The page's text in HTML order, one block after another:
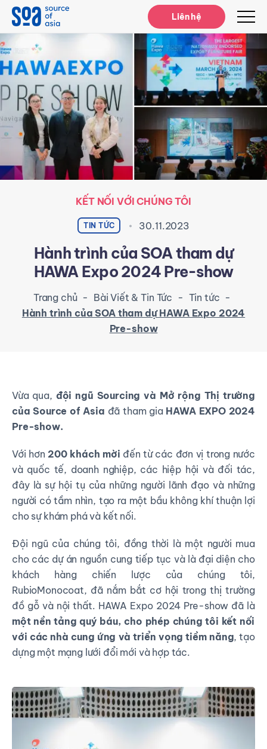
KẾT NỐI VỚI CHÚNG TÔI
TIN TỨC 30.11.2023
Hành trình của SOA tham dự
HAWA Expo 2024 Pre-show
Trang chủ - Bài Viết & Tin Tức - Tin tức -
Hành trình của SOA tham dự HAWA Expo 2024
Pre-show
Liên hệ
Vừa qua, đội ngũ Sourcing và Mở rộng Thị trường
của Source of Asia đã tham gia HAWA EXPO 2024
Pre-show.
Với hơn 200 khách mời đến từ các đơn vị trong nước
và quốc tế, doanh nghiệp, các hiệp hội và đối tác,
đây là sự hội tụ của những người lãnh đạo và những
người có tầm nhìn, tạo ra một bầu không khí thuận lợi
cho sự khám phá và kết nối.
Đội ngũ của chúng tôi, đồng thời là một người mua
cho các dự án nguồn cung tiếp tục và là đại diện cho
khách hàng chiến lược của chúng tôi,
RubioMonocoat, đã nắm bắt cơ hội trong thị trường
đồ gỗ và nội thất. HAWA Expo 2024 Pre-show đã là
một nền tảng quý báu, cho phép chúng tôi kết nối
với các nhà cung ứng và triển vọng tiềm năng, tạo
dựng một mạng lưới đổi mới và hợp tác.
Notifications